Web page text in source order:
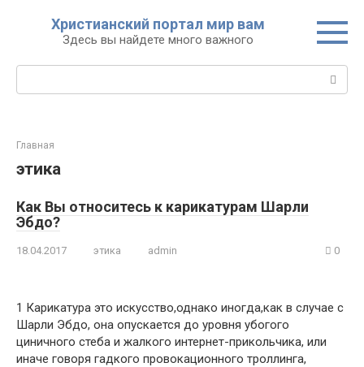
Христианский портал мир вам
Здесь вы найдете много важного
Поиск:
Главная
этика
Как Вы относитесь к карикатурам Шарли
Эбдо?
18.04.2017 этика admin 0
1 Карикатура это искусство,однако иногда,как в случае с
Шарли Эбдо, она опускается до уровня убогого
циничного стеба и жалкого интернет-прикольчика, или
иначе говоря гадкого провокационного троллинга,